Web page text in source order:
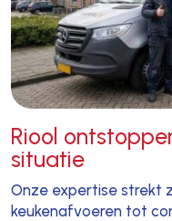
Riool
situatie
Onze expertise strekt
keukenafvoeren tot